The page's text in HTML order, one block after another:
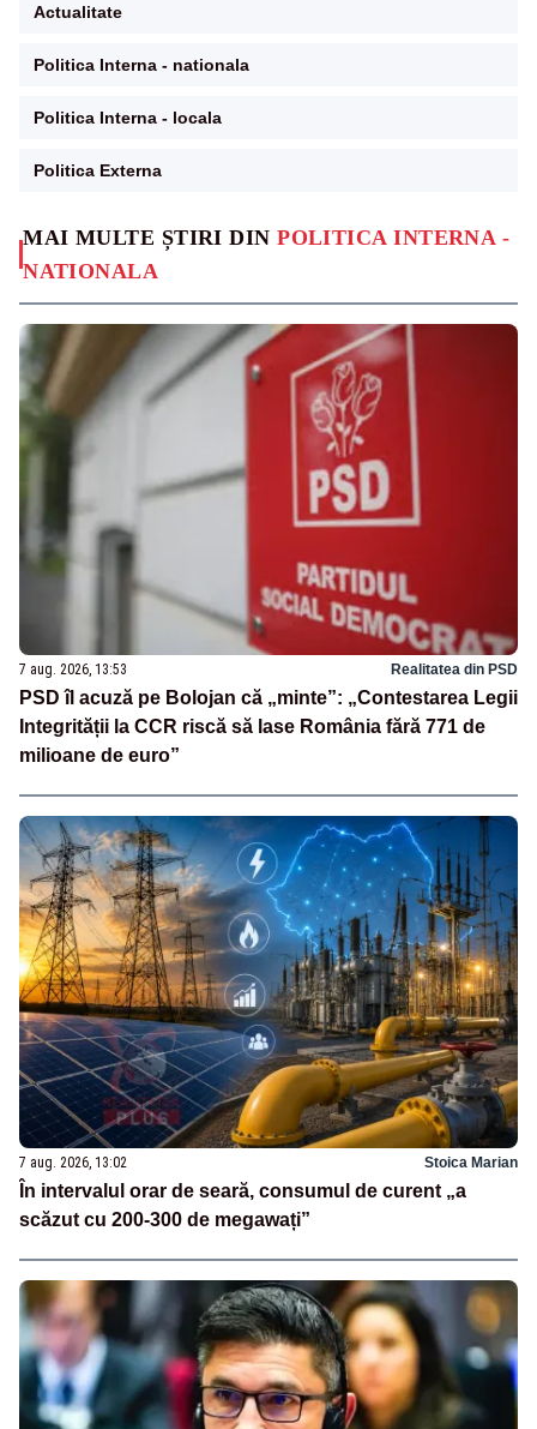
MAI MULTE ȘTIRI DINPOLITICA INTERNA -
NATIONALA
7 aug. 2026, 13:53 Realitatea din PSD
PSD îl acuză pe Bolojan că „minte”: „Contestarea Legii
Integrității la CCR riscă să lase România fără 771 de
milioane de euro”
7 aug. 2026, 13:02 Stoica Marian
În intervalul orar de seară, consumul de curent „a
scăzut cu 200-300 de megawați”
Actualitate
Politica Interna - nationala
Politica Interna - locala
Politica Externa